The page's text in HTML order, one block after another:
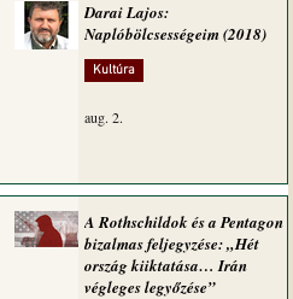
Darai Lajos:
Naplóbölcsességeim (2018)
Kultúra
aug. 2.
A Rothschildok és a Pentagon
bizalmas feljegyzése: „Hét
ország kiiktatása… Irán
végleges legyőzése”